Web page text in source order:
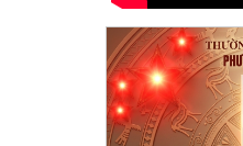
Công tác tháng
phường Thạch
Đồng chí Đặng
uỷ, Phó Trưởng